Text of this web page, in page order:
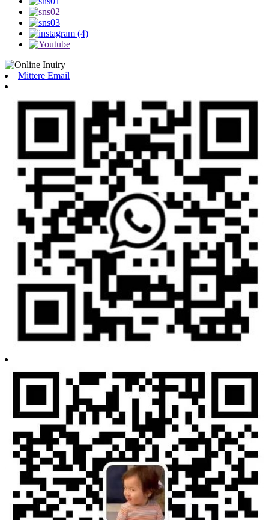
Mittere Email